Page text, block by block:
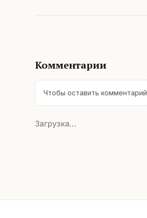
Комментарии
Чтобы оставить комментарий,
Загрузка…